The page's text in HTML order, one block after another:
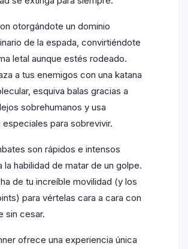
otorgándote un dominio
de la espada, convirtiéndote
letal aunque estés rodeado.
a tus enemigos con una katana
esquiva balas gracias a
sobrehumanos y usa
para sobrevivir.
son rápidos e intensos
la habilidad de matar de un golpe.
de tu increíble movilidad (y los
para vértelas cara a cara con
sin cesar.
ofrece una experiencia única